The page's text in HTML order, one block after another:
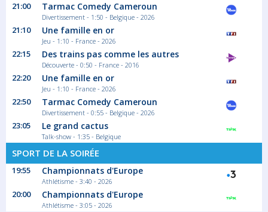
21:00 Tarmac Comedy Cameroun
Divertissement - 1:50 - Belgique - 2026
21:10 Une famille en or
Jeu - 1:10 - France - 2026
22:15 Des trains pas comme les autres
Découverte - 0:50 - France - 2016
22:20 Une famille en or
Jeu - 1:10 - France - 2026
22:50 Tarmac Comedy Cameroun
Divertissement - 0:55 - Belgique - 2026
23:05 Le grand cactus
Talk-show - 1:35 - Belgique
SPORT DE LA SOIRÉE
19:55 Championnats d'Europe
Athlétisme - 3:40 - 2026
20:00 Championnats d'Europe
Athlétisme - 3:05 - 2026